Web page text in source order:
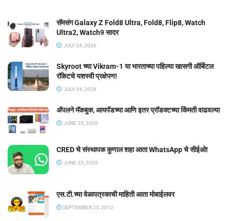
सॅमसंग Galaxy Z Fold8 Ultra, Fold8, Flip8, Watch
Ultra2, Watch9 सादर
JULY 24, 2026
Skyroot च्या Vikram-1 या भारताच्या पहिल्या खासगी ऑर्बिटल
रॉकेटचे यशस्वी प्रक्षेपण!
JULY 24, 2026
ॲपलने मॅकबुक, आयपॅडच्या आणि इतर प्रॉडक्टच्या किंमती वाढवल्या
JUNE 25, 2026
CRED चे संस्थापक कुणाल शहा आता WhatsApp चे सीईओ!
JUNE 25, 2026
एस.टी.च्या वेळापत्रकाची माहिती आता मोबाईलवर
SEPTEMBER 25, 2012